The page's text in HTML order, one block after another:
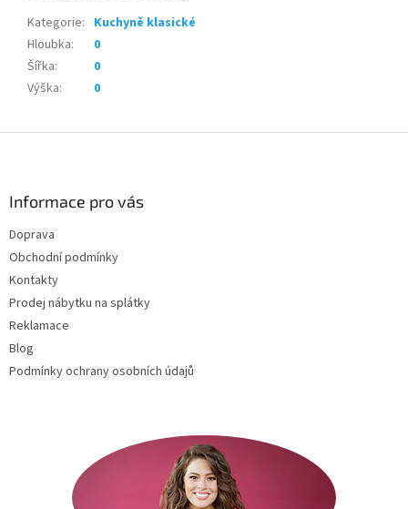
Kategorie: Kuchyně klasické
Hloubka:
0
Šířka:
0
Výška: 0
Informace pro vás
Doprava
Obchodní podmínky
Kontakty
Prodej nábytku na splátky
Reklamace
Blog
Podmínky ochrany osobních údajů